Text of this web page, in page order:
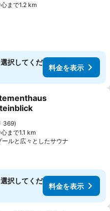
まで1.2 km
択してくだ
料金を表示
に入りに追加
ランク
369
まで1.1 km
ールと広々としたサウナ
択してくだ
料金を表示